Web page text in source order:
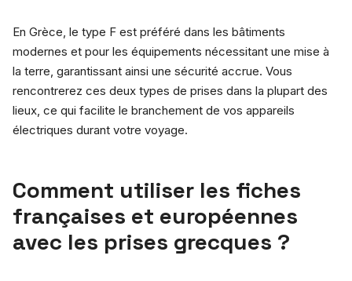
En Grèce, le type F est préféré dans les bâtiments
modernes et pour les équipements nécessitant une mise à
la terre, garantissant ainsi une sécurité accrue. Vous
rencontrerez ces deux types de prises dans la plupart des
lieux, ce qui facilite le branchement de vos appareils
électriques durant votre voyage.
Comment utiliser les fiches
françaises et européennes
avec les prises grecques ?